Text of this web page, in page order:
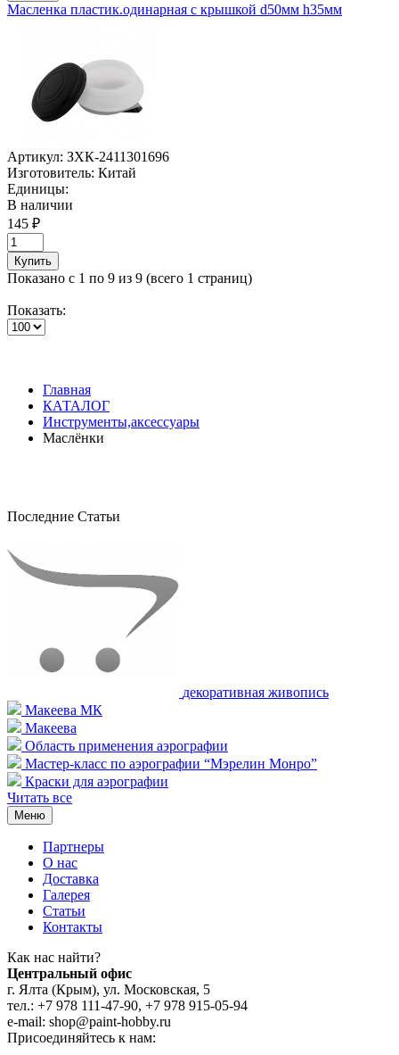
Масленка пластик.одинарная с крышкой d50мм h35мм
Артикул: ЗХК-2411301696
Изготовитель: Китай
Единицы:
В наличии
145 ₽
Купить
Показано с 1 по 9 из 9 (всего 1 страниц)
Показать:
Главная
КАТАЛОГ
Инструменты,аксессуары
Маслёнки
Последние Статьи
декоративная живопись
Макеева МК
Макеева
Область применения аэрографии
Мастер-класс по аэрографии “Мэрелин Монро”
Краски для аэрографии
Читать все
Меню
Партнеры
О нас
Доставка
Галерея
Статьи
Контакты
Как наc найти?
Центральный офис
г. Ялта (Крым), ул. Московская, 5
тел.: +7 978 111-47-90, +7 978 915-05-94
e-mail: shop@paint-hobby.ru
Присоединяйтесь к нам: